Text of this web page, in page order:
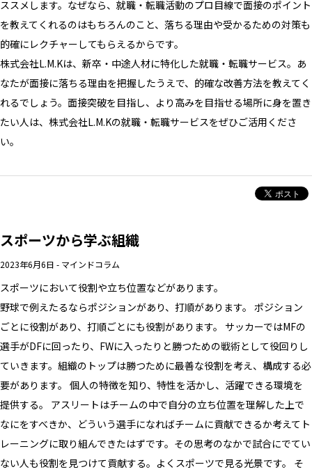
ススメします。なぜなら、就職・転職活動のプロ目線で面接のポイント
を教えてくれるのはもちろんのこと、落ちる理由や受かるための対策も
的確にレクチャーしてもらえるからです。
株式会社L.M.Kは、新卒・中途人材に特化した就職・転職サービス。あ
なたが面接に落ちる理由を把握したうえで、的確な改善方法を教えてく
れるでしょう。面接突破を目指し、より高みを目指せる場所に身を置き
たい人は、株式会社L.M.Kの就職・転職サービスをぜひご活用くださ
い。
スポーツから学ぶ組織
2023年6月6日 - マインドコラム
スポーツにおいて役割や立ち位置などがあります。
野球で例えたるならポジションがあり、打順があります。 ポジション
ごとに役割があり、打順ごとにも役割があります。 サッカーではMFの
選手がDFに回ったり、FWに入ったりと勝つための戦術として役回りし
ていきます。組織のトップは勝つために最善な役割を考え、構成する必
要があります。 個人の特徴を知り、特性を活かし、活躍できる環境を
提供する。 アスリートはチームの中で自分の立ち位置を理解した上で
なにをすべきか、どういう選手になればチームに貢献できるか考えてト
レーニングに取り組んできたはずです。その思考のなかで試合にでてい
ない人も役割を見つけて貢献する。よくスポーツで見る光景です。 そ